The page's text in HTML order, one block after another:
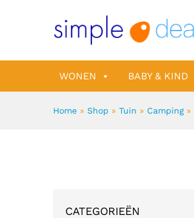
WONEN BABY & KIND
Home » Shop » Tuin » Camping»
CATEGORIEËN